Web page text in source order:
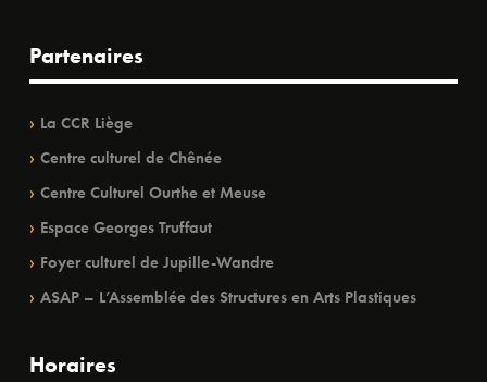
Partenaires
La CCR Liège
Centre culturel de Chênée
Centre Culturel Ourthe et Meuse
Espace Georges Truffaut
Foyer culturel de Jupille-Wandre
ASAP – L’Assemblée des Structures en Arts Plastiques
Horaires